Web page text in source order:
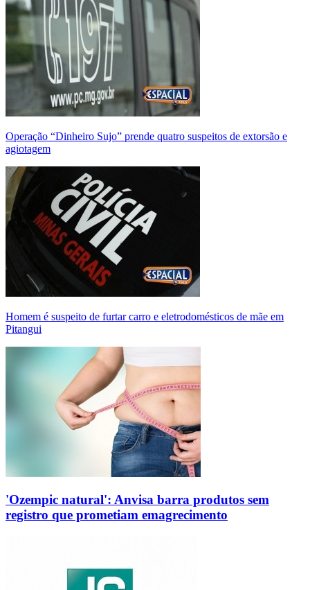
Operação “Dinheiro Sujo” prende quatro suspeitos de extorsão e
agiotagem
Homem é suspeito de furtar carro e eletrodomésticos de mãe em
Pitangui
'Ozempic natural': Anvisa barra produtos sem
registro que prometiam emagrecimento